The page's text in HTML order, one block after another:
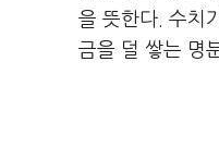
을 뜻한다. 수치
금을 덜 쌓는 명